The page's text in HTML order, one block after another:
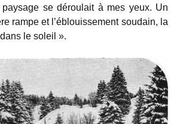
se déroulait à mes yeux. Un
rampe et l’éblouissement soudain, la
le soleil ».